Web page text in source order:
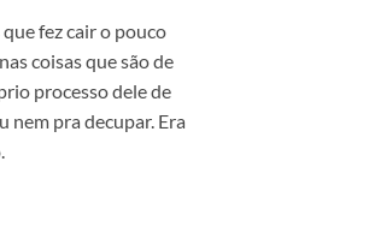
fez cair o pouco
coisas que são de
processo dele de
nem pra decupar. Era